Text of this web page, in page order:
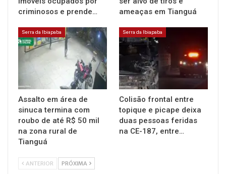
criminosos e prende…
ameaças em Tianguá
Serra da Ibiapaba
Assalto em área de
sinuca termina com
roubo de até R$ 50 mil
na zona rural de
Tianguá
Serra da Ibiapaba
Colisão frontal entre
topique e picape deixa
duas pessoas feridas
na CE-187, entre…
ANTERIOR PRÓXIMA